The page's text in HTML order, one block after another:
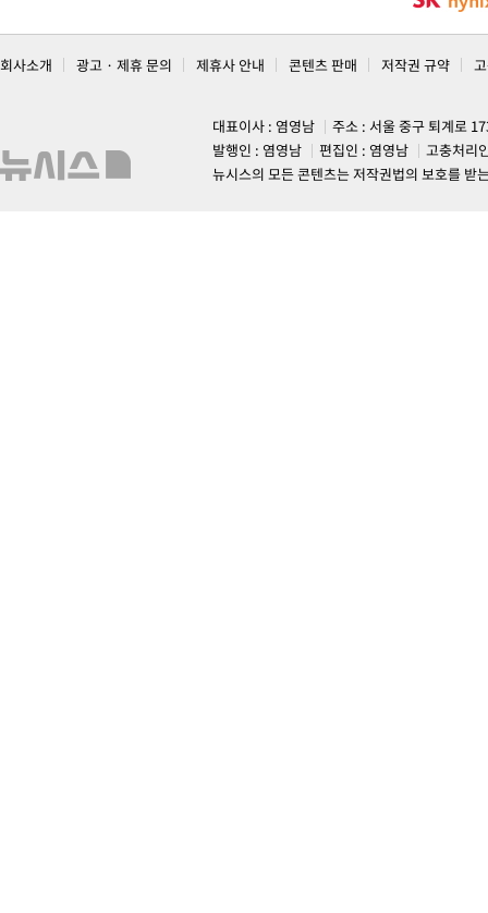
회사소개 광고 · 제휴 문의 제휴사 안내 콘텐츠 판매 저작권 규약
대표이사 : 염영남
주소 : 서울 중구 퇴계로
발행인 : 염영남
편집인 : 염영남
고충처리
뉴시스의 모든 콘텐츠는 저작권법의 보호를